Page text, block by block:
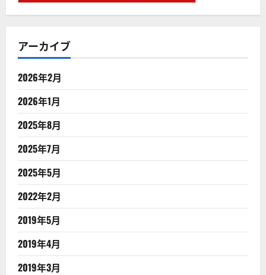
アーカイブ
2026年2月
2026年1月
2025年8月
2025年7月
2025年5月
2022年2月
2019年5月
2019年4月
2019年3月